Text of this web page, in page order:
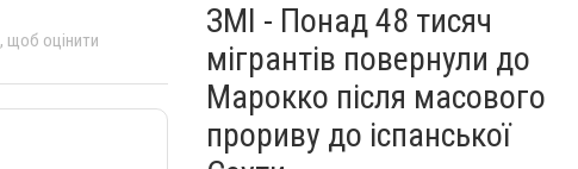
, щоб оцінити
ЗМІ - Понад 48 тисяч
мігрантів повернули до
Марокко після масового
прориву до іспанської